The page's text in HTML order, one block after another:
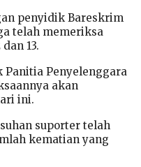
penyidik Bareskrim
telah memeriksa
13.
Penyelenggara
akan
ini.
suporter telah
kematian yang